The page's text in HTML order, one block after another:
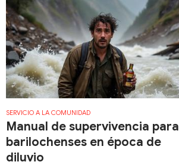
SERVICIO A LA COMUNIDAD
Manual de supervivencia para
barilochenses en época de
diluvio